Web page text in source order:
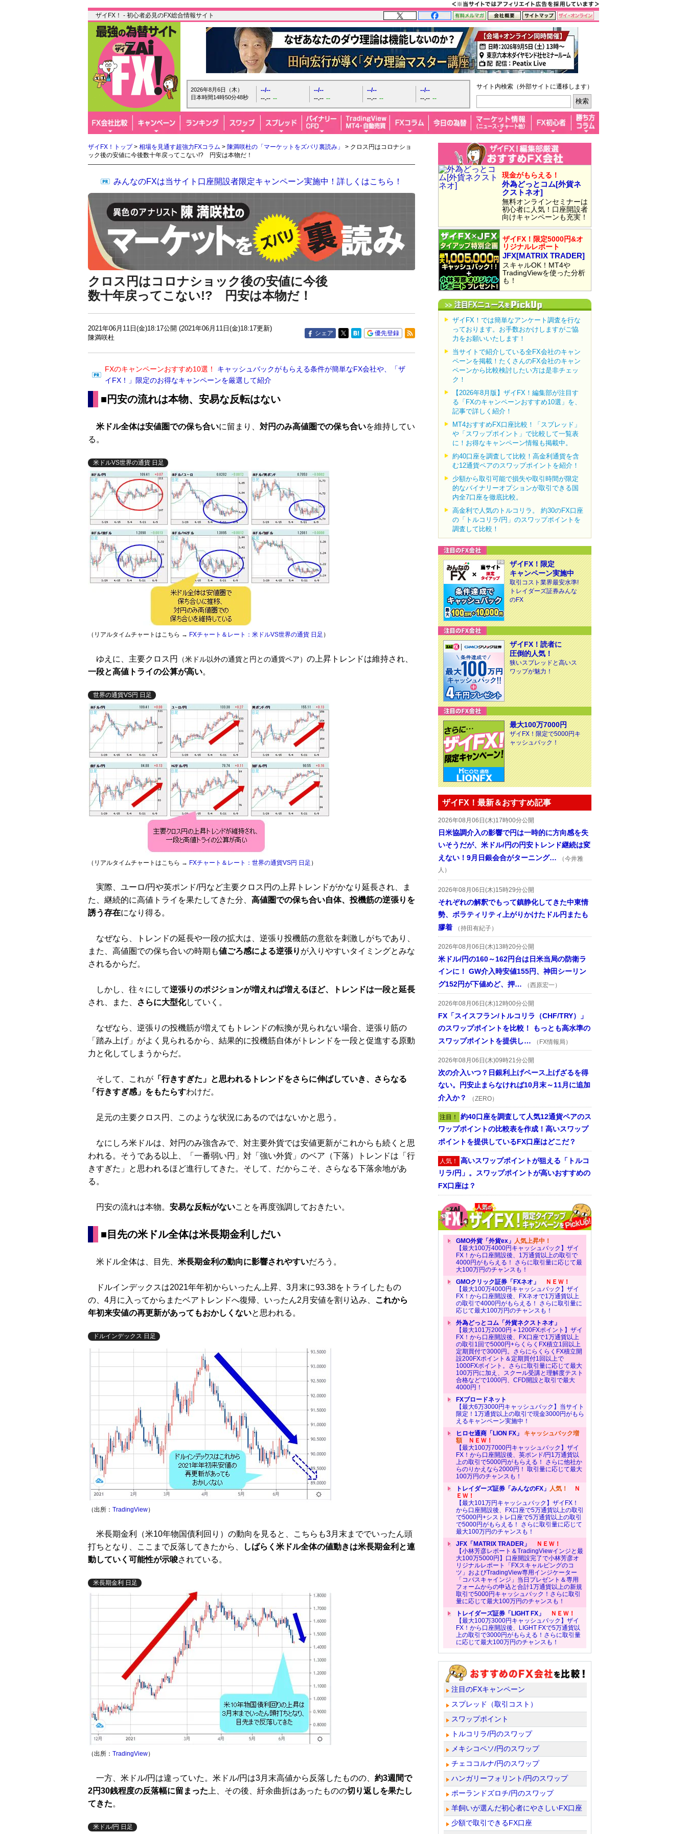
ザイFX！ - 初心者必見のFX総合情報サイト
2026年8月6日（木）
日本時間14時50分49秒
--/--
--.-- --
--/--
--.-- --
--/--
--.-- --
--/--
--.-- --
サイト内検索（外部サイトに遷移します）
ザイFX！トップ> 相場を見通す超強力FXコラム > 陳満咲杜の「マーケットをズバリ裏読み」
> クロス円はコロナショ
ック後の安値に今後数十年戻ってこない!? 円安は本物だ！
みんなのFXは当サイト口座開設者限定キャンペーン実施中！詳しくはこちら！
クロス円はコロナショック後の安値に今後
数十年戻ってこない!? 円安は本物だ！
2021年06月11日(金)18:17公開 (2021年06月11日(金)18:17更新)
陳満咲杜
シェア 優先登録
FXのキャンペーンおすすめ10選！
キャッシュバックがもらえる条件が簡単なFX会社や、「ザ
イFX！」限定のお得なキャンペーンを厳選して紹介
■円安の流れは本物、安易な反転はない
米ドル全体は安値圏での保ち合いに留まり、 対円のみ高値圏での保ち合いを維持してい
る。
米ドルVS世界の通貨 日足
（リアルタイムチャートはこちら → FXチャート＆レート：米ドルVS世界の通貨 日足 ）
ゆえに、主要クロス円 （米ドル以外の通貨と円との通貨ペア） の上昇トレンドは維持され、
一段と高値トライの公算が高い。
世界の通貨VS円 日足
（リアルタイムチャートはこちら → FXチャート＆レート：世界の通貨VS円 日足 ）
実際、ユーロ/円や英ポンド/円など主要クロス円の上昇トレンドがかなり延長され、ま
た、継続的に高値トライを果たしてきた分、 高値圏での保ち合い自体、投機筋の逆張りを
誘う存在になり得る。
なぜなら、トレンドの延長や一段の拡大は、逆張り投機筋の意欲を刺激しがちであり、
また、高値圏での保ち合いの時期も値ごろ感による逆張り が入りやすいタイミングとみな
されるからだ。
しかし、往々にして逆張りのポジションが増えれば増えるほど、トレンドは一段と延長
され、また、
さらに大型化していく。
なぜなら、逆張りの投機筋が増えてもトレンドの転換が見られない場合、逆張り筋の
「踏み上げ」がよく見られるから、結果的に投機筋自体がトレンドを一段と促進する原動
力と化してしまうからだ。
そして、これが 「行きすぎた」と思われるトレンドをさらに伸ばしていき、さらなる
「行きすぎ感」をもたらすわけだ。
足元の主要クロス円、このような状況にあるのではないかと思う。
なにしろ米ドルは、対円のみ強含みで、対主要外貨では安値更新がこれからも続くと思
われる。そうである以上、「一番弱い円」対「強い外貨」のベア（下落）トレンドは「行
きすぎた」と思われるほど進行してきた。そして、だからこそ、さらなる下落余地があ
る。
円安の流れは本物。 安易な反転がないことを再度強調しておきたい。
■目先の米ドル全体は米長期金利しだい
米ドル全体は、目先、 米長期金利の動向に影響されやすいだろう。
ドルインデックスは2021年年初からいったん上昇、3月末に93.38をトライしたもの
の、4月に入ってからまたベアトレンドへ復帰、いったん2月安値を割り込み、 これから
年初来安値の再更新があってもおかしくないと思われる。
ドルインデックス 日足
（出所： TradingView）
米長期金利（米10年物国債利回り）の動向を見ると、こちらも3月末まででいったん頭
打ちとなり、ここまで反落してきたから、
しばらく米ドル全体の値動きは米長期金利と連
動していく可能性が示唆されている。
米長期金利 日足
（出所： TradingView）
一方、米ドル/円は違っていた。米ドル/円は3月末高値から反落したものの、 約3週間で
2円30銭程度の反落幅に留まった 上、その後、紆余曲折はあったものの切り返しを果たし
てきた。
米ドル/円 日足
現金がもらえる！
外為どっとコム[外貨ネ
クストネオ]
無料オンラインセミナーは
初心者に人気！口座開設者
向けキャンペーンも充実！
ザイFX！限定5000円&オ
リジナルレポート
JFX[MATRIX TRADER]
スキャルOK！MT4や
TradingViewを使った分析
も！
ザイFX！では簡単なアンケート調査を行な
っております。お手数おかけしますがご協
力をお願いいたします！
当サイトで紹介している全FX会社のキャン
ペーンを掲載！たくさんのFX会社のキャン
ペーンから比較検討したい方は是非チェッ
ク！
【2026年8月版】ザイFX！編集部が注目す
る「FXのキャンペーンおすすめ10選」を、
記事で詳しく紹介！
MT4おすすめFX口座比較！「スプレッド」
や「スワップポイント」で比較して一覧表
に！お得なキャンペーン情報も掲載中。
約40口座を調査して比較！高金利通貨を含
む12通貨ペアのスワップポイントを紹介！
少額から取引可能で損失や取引時間が限定
的なバイナリーオプションが取引できる国
内全7口座を徹底比較。
高金利で人気のトルコリラ。 約30のFX口座
の「トルコリラ/円」のスワップポイントを
調査して比較！
ザイFX！限定
キャンペーン実施中
取引コスト業界最安水準!
トレイダーズ証券みんな
のFX
ザイFX！読者に
圧倒的人気！
狭いスプレッドと高いス
ワップが魅力！
最大100万7000円
ザイFX！限定で5000円キ
ャッシュバック！
ザイFX！最新＆おすすめ記事
2026年08月06日(木)17時00分公開
日米協調介入の影響で円は一時的に方向感を失
いそうだが、米ドル/円の円安トレンド継続は変
えない！9月日銀会合がターニング…
（今井雅
人）
2026年08月06日(木)15時29分公開
それぞれの解釈でもって鎮静化してきた中東情
勢、ボラティリティ上がりかけたドル円またも
膠着
（持田有紀子）
2026年08月06日(木)13時20分公開
米ドル/円の160～162円台は日米当局の防衛ラ
インに！ GW介入時安値155円、神田シーリン
グ152円が下値めど、押…
（西原宏一）
2026年08月06日(木)12時00分公開
FX「スイスフラン/トルコリラ（CHF/TRY）」
のスワップポイントを比較！ もっとも高水準の
スワップポイントを提供し…
（FX情報局）
2026年08月06日(木)09時21分公開
次の介入いつ？日銀利上げペース上げざるを得
ない。円安止まらなければ10月末～11月に追加
介入か？
（ZERO）
注目！ 約40口座を調査して人気12通貨ペアのス
ワップポイントの比較表を作成！高いスワップ
ポイントを提供しているFX口座はどこだ？
人気！ 高いスワップポイントが狙える「トルコ
リラ/円」。スワップポイントが高いおすすめの
FX口座は？
GMO外貨「外貨ex」 人気上昇中！
【最大100万4000円キャッシュバック】ザイ
FX！から口座開設後、1万通貨以上の取引で
4000円がもらえる！ さらに取引量に応じて最
大100万円のチャンスも！
GMOクリック証券「FXネオ」
ＮＥＷ！
【最大100万4000円キャッシュバック】ザイ
FX！から口座開設後、FXネオで1万通貨以上
の取引で4000円がもらえる！ さらに取引量に
応じて最大100万円のチャンスも！
外為どっとコム「外貨ネクストネオ」
【最大101万2000円＋1200FXポイント】ザイ
FX！から口座開設後、FX口座で1万通貨以上
の取引1回で5000円+らくらくFX積立1回以上
定期買付で3000円。さらにらくらくFX積立開
設200FXポイント＆定期買付1回以上で
1000FXポイント。さらに取引量に応じて最大
100万円に加え、スクール受講と理解度テスト
合格などで1000円、CFD開設と取引で最大
4000円！
FXブロードネット
【最大6万3000円キャッシュバック】当サイト
限定！1万通貨以上の取引で現金3000円がもら
えるキャンペーン実施中！
ヒロセ通商「LION FX」 キャッシュバック増
額ＮＥＷ！
【最大100万7000円キャッシュバック】ザイ
FX！から口座開設後、英ポンド/円1万通貨以
上の取引で5000円がもらえる！ さらに他社か
らのりかえなら2000円！ 取引量に応じて最大
100万円のチャンスも！
トレイダーズ証券「みんなのFX」 人気！
Ｎ
ＥＷ！
【最大101万円キャッシュバック】ザイFX！
から口座開設後、FX口座で5万通貨以上の取引
で5000円+シストレ口座で5万通貨以上の取引
で5000円がもらえる！ さらに取引量に応じて
最大100万円のチャンスも！
JFX「MATRIX TRADER」
ＮＥＷ！
【小林芳彦レポート＆TradingViewインジと最
大100万5000円】口座開設完了で小林芳彦オ
リジナルレポート「FXスキャルピングのコ
ツ」およびTradingView専用インジケーター
「コバスキャインジ」当日プレゼント＆専用
フォームからの申込と合計1万通貨以上の新規
取引で5000円キャッシュバック！さらに取引
量に応じて最大100万円のチャンスも！
トレイダーズ証券「LIGHT FX」
ＮＥＷ！
【最大100万3000円キャッシュバック】ザイ
FX！から口座開設後、LIGHT FXで5万通貨以
上の取引で3000円がもらえる！さらに取引量
に応じて最大100万円のチャンスも！
注目のFXキャンペーン
スプレッド（取引コスト）
スワップポイント
トルコリラ/円のスワップ
メキシコペソ/円のスワップ
チェココルナ/円のスワップ
ハンガリーフォリント/円のスワップ
ポーランドズロチ/円のスワップ
羊飼いが選んだ初心者にやさしいFX口座
少額で取引できるFX口座